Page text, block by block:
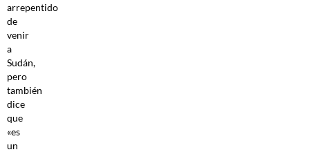
arrepentido
de
venir
a
Sudán,
pero
también
dice
que
«es
un